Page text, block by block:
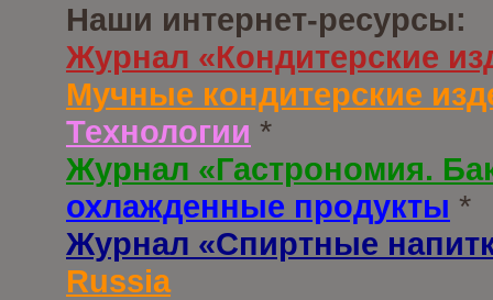
Наши интернет-ресурсы:
Журнал «Кондитерские
Мучные кондитерские
Технологии *
Журнал «Гастрономия.
охлажденные продукты *
Журнал «Спиртные
Russia